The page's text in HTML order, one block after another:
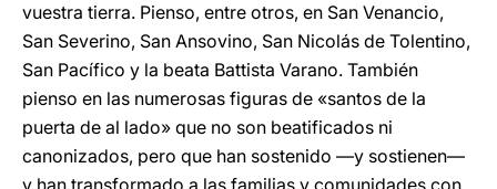
vuestra tierra. Pienso, entre otros, en San Venancio,
San Severino, San Ansovino, San Nicolás de Tolentino,
San Pacífico y la beata Battista Varano. También
pienso en las numerosas figuras de «santos de la
puerta de al lado» que no son beatificados ni
canonizados, pero que han sostenido —y sostienen—
y han transformado a las familias y comunidades con